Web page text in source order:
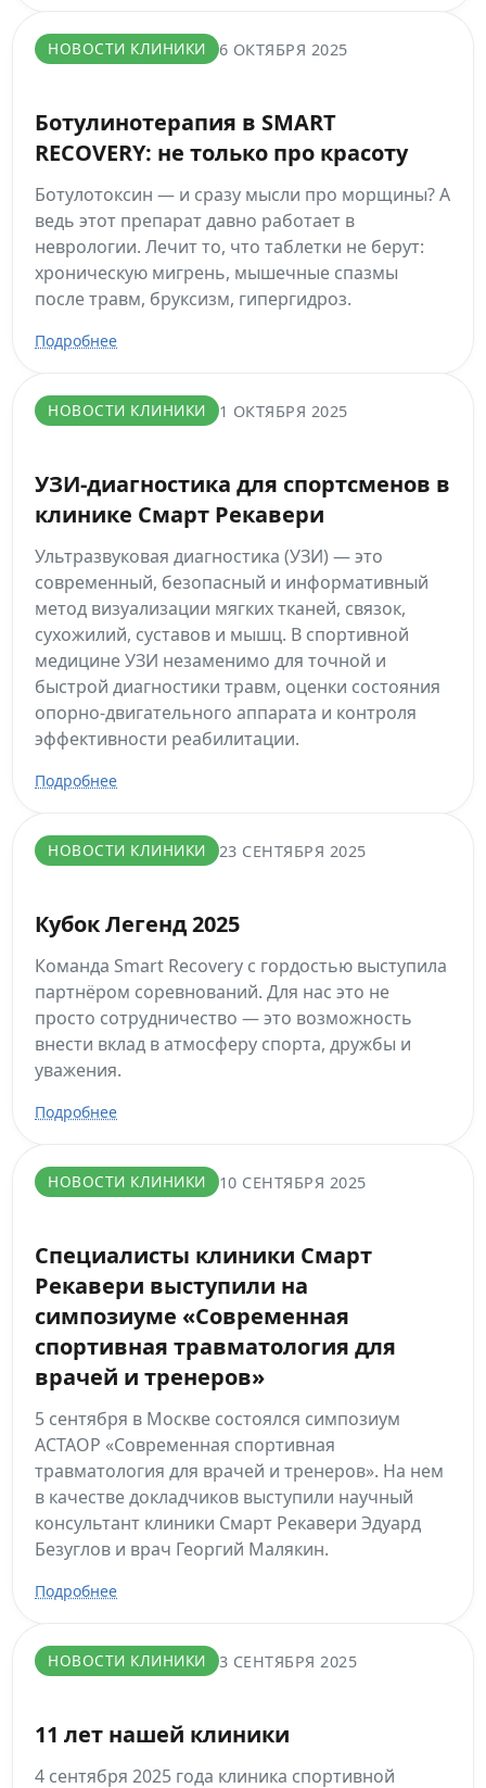
НОВОСТИ КЛИНИКИ 6 ОКТЯБРЯ 2025
Ботулинотерапия в SMART
RECOVERY: не только про красоту
Ботулотоксин — и сразу мысли про морщины? А
ведь этот препарат давно работает в
неврологии. Лечит то, что таблетки не берут:
хроническую мигрень, мышечные спазмы
после травм, бруксизм, гипергидроз.
Подробнее
НОВОСТИ КЛИНИКИ 1 ОКТЯБРЯ 2025
УЗИ-диагностика для спортсменов в
клинике Смарт Рекавери
Ультразвуковая диагностика (УЗИ) — это
современный, безопасный и информативный
метод визуализации мягких тканей, связок,
сухожилий, суставов и мышц. В спортивной
медицине УЗИ незаменимо для точной и
быстрой диагностики травм, оценки состояния
опорно-двигательного аппарата и контроля
эффективности реабилитации.
Подробнее
НОВОСТИ КЛИНИКИ 23 СЕНТЯБРЯ 2025
Кубок Легенд 2025
Команда Smart Recovery с гордостью выступила
партнёром соревнований. Для нас это не
просто сотрудничество — это возможность
внести вклад в атмосферу спорта, дружбы и
уважения.
Подробнее
НОВОСТИ КЛИНИКИ 10 СЕНТЯБРЯ 2025
Специалисты клиники Смарт
Рекавери выступили на
симпозиуме «Современная
спортивная травматология для
врачей и тренеров»
5 сентября в Москве состоялся симпозиум
АСТАОР «Современная спортивная
травматология для врачей и тренеров». На нем
в качестве докладчиков выступили научный
консультант клиники Смарт Рекавери Эдуард
Безуглов и врач Георгий Малякин.
Подробнее
НОВОСТИ КЛИНИКИ 3 СЕНТЯБРЯ 2025
11 лет нашей клиники
4 сентября 2025 года клиника спортивной